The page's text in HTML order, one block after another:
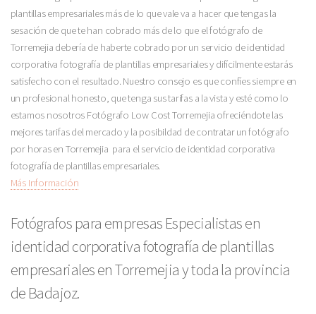
plantillas empresariales más de lo que vale va a hacer que tengas la
sesación de que te han cobrado más de lo que el fotógrafo de
Torremejia debería de haberte cobrado por un servicio de identidad
corporativa fotografía de plantillas empresariales y difícilmente estarás
satisfecho con el resultado. Nuestro consejo es que confíes siempre en
un profesional honesto, que tenga sus tarifas a la vista y esté como lo
estamos nosotros Fotógrafo Low Cost Torremejia ofreciéndote las
mejores tarifas del mercado y la posibildad de contratar un fotógrafo
por horas en Torremejia para el servicio de identidad corporativa
fotografía de plantillas empresariales.
Más Información
Fotógrafos para empresas Especialistas en
identidad corporativa fotografía de plantillas
empresariales en Torremejia y toda la provincia
de Badajoz.